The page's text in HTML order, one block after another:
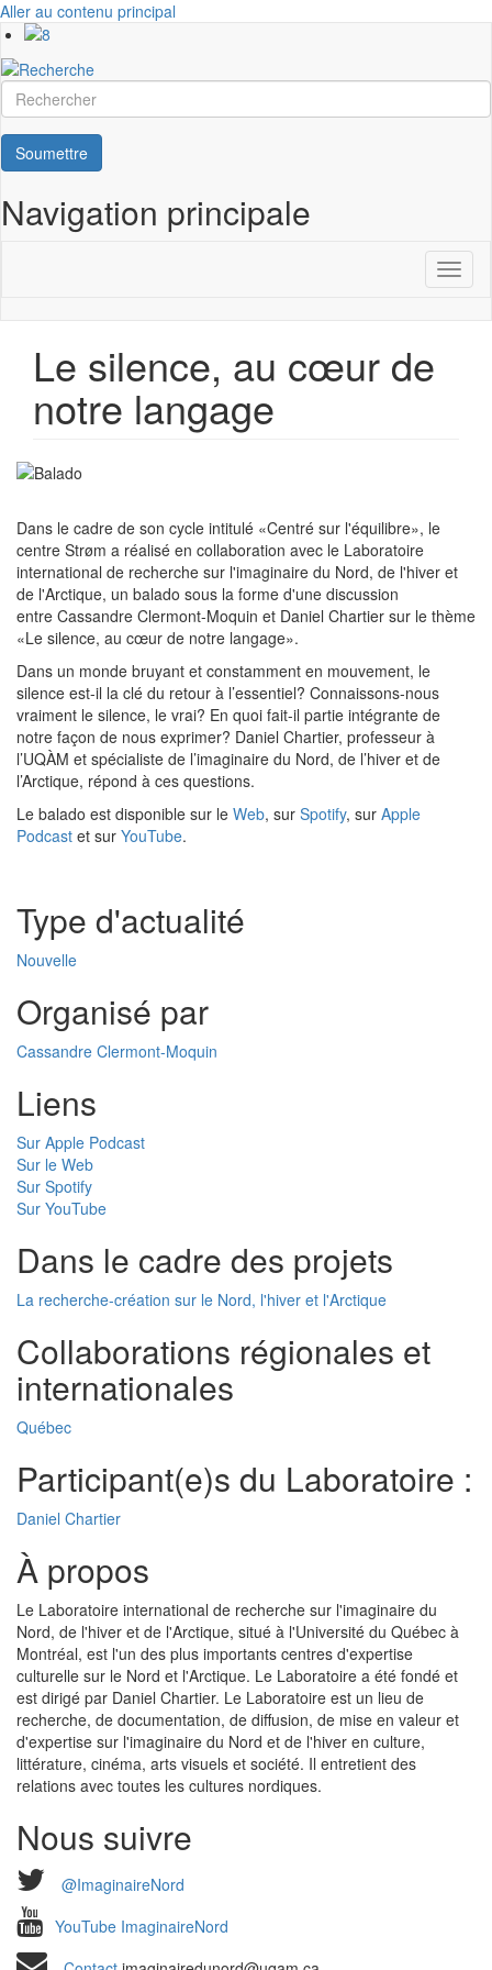
Aller au contenu principal
Rechercher
Soumettre
Navigation principale
Le silence, au cœur de
notre langage
Dans le cadre de son cycle intitulé «Centré sur l'équilibre», le
centre Strøm a réalisé en collaboration avec le Laboratoire
international de recherche sur l'imaginaire du Nord, de l'hiver et
de l'Arctique, un balado sous la forme d'une discussion
entre Cassandre Clermont-Moquin et Daniel Chartier sur le thème
«Le silence, au cœur de notre langage».
Dans un monde bruyant et constamment en mouvement, le
silence est-il la clé du retour à l’essentiel? Connaissons-nous
vraiment le silence, le vrai? En quoi fait-il partie intégrante de
notre façon de nous exprimer? Daniel Chartier, professeur à
l’UQÀM et spécialiste de l’imaginaire du Nord, de l’hiver et de
l’Arctique, répond à ces questions.
Le balado est disponible sur le Web, sur Spotify, sur Apple
Podcast et sur YouTube.
Type d'actualité
Nouvelle
Organisé par
Cassandre Clermont-Moquin
Liens
Sur Apple Podcast
Sur le Web
Sur Spotify
Sur YouTube
Dans le cadre des projets
La recherche-création sur le Nord, l'hiver et l'Arctique
Collaborations régionales et
internationales
Québec
Participant(e)s du Laboratoire :
Daniel Chartier
À propos
Le Laboratoire international de recherche sur l'imaginaire du
Nord, de l'hiver et de l'Arctique, situé à l'Université du Québec à
Montréal, est l'un des plus importants centres d'expertise
culturelle sur le Nord et l'Arctique. Le Laboratoire a été fondé et
est dirigé par Daniel Chartier. Le Laboratoire est un lieu de
recherche, de documentation, de diffusion, de mise en valeur et
d'expertise sur l'imaginaire du Nord et de l'hiver en culture,
littérature, cinéma, arts visuels et société. Il entretient des
relations avec toutes les cultures nordiques.
Nous suivre
@ImaginaireNord
YouTube ImaginaireNord